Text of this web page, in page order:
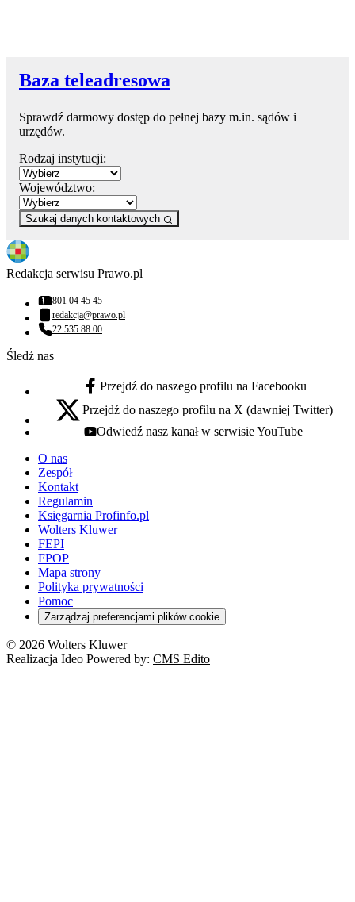
Baza teleadresowa
Sprawdź darmowy dostęp do pełnej bazy m.in. sądów i
urzędów.
Rodzaj instytucji:
Województwo:
Szukaj danych kontaktowych
Redakcja serwisu Prawo.pl
Numer telefonu:
801 04 45 45
Adres email:
redakcja@prawo.pl
Numer telefonu:
22 535 88 00
Śledź nas
facebook - otwiera się w nowej karcie
Przejdź do naszego profilu na Facebooku
x - otwiera się w nowej karcie
Przejdź do naszego profilu na X (dawniej Twitter)
youtube - otwiera się w nowej karcie
Odwiedź nasz kanał w serwisie YouTube
O nas
Zespół
Kontakt
Regulamin
Księgarnia Profinfo.pl
Wolters Kluwer
FEPI
FPOP
Mapa strony
Polityka prywatności
Pomoc
Zarządzaj preferencjami plików cookie
© 2026 Wolters Kluwer
Realizacja Ideo Powered by: CMS Edito